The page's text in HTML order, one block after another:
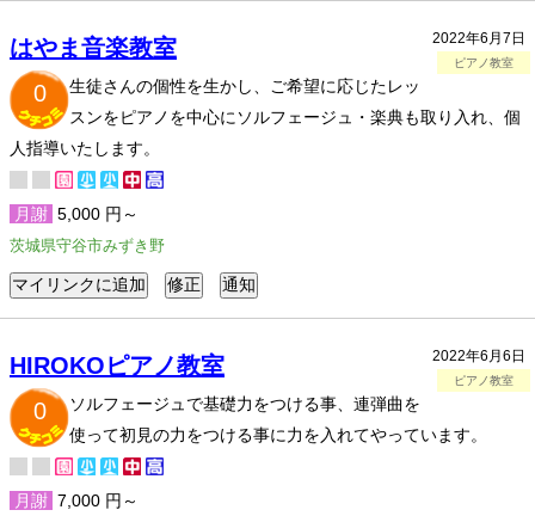
2022年6月7日
ピアノ教室
はやま音楽教室
0
生徒さんの個性を生かし、ご希望に応じたレッ
スンをピアノを中心にソルフェージュ・楽典も取り入れ、個
人指導いたします。
月謝 5,000 円～
茨城県守谷市みずき野
2022年6月6日
ピアノ教室
HIROKOピアノ教室
0
ソルフェージュで基礎力をつける事、連弾曲を
使って初見の力をつける事に力を入れてやっています。
月謝 7,000 円～